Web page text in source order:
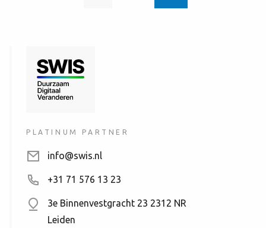
PLATINUM PARTNER
info@swis.nl
+31 71 576 13 23
3e Binnenvestgracht 23 2312 NR
Leiden